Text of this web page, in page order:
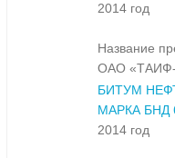
2014 год
Название
ОАО
БИТУМ
МАРКА БНД
2014 год